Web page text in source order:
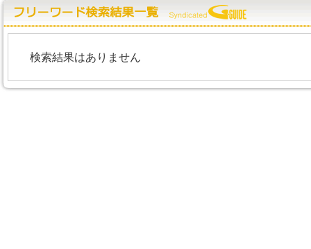
検索結果はありません